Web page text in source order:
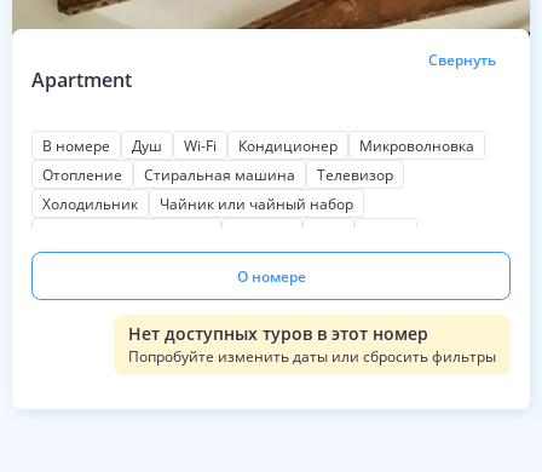
Apartment
Свернуть
В номере Душ Wi-Fi Кондиционер
Микроволновка
Отопление
Стиральная машина
Телевизор
Холодильник
Чайник или чайный набор
Кофеварка или кофемашина
О номере
Нет доступных туров в этот номер
Попробуйте изменить даты или сбросить фильтры